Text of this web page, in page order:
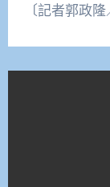
〔記者郭